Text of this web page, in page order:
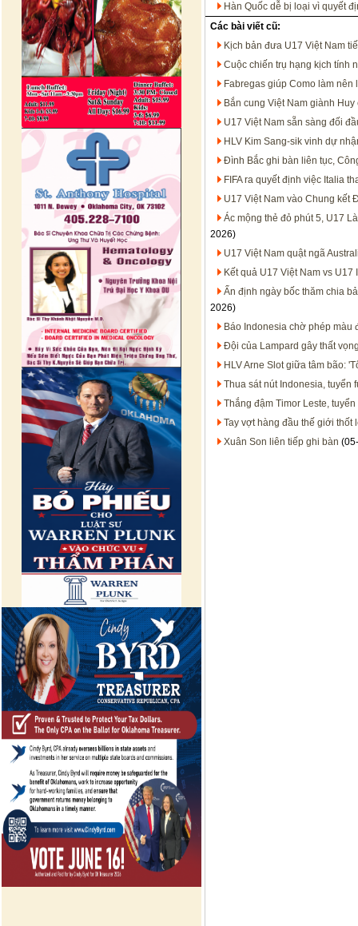
Hàn Quốc dễ bị loại vì quyết
Các bài viết cũ:
Kịch bản đưa U17 Việt Nam
Cuộc chiến trụ hạng kịch tính
Fabregas giúp Como làm nên
Bắn cung Việt Nam giành
U17 Việt Nam sẵn sàng đối
HLV Kim Sang-sik vinh dự
Đình Bắc ghi bàn liên tục,
FIFA ra quyết định việc Italia
U17 Việt Nam vào Chung kết
Ác mộng thẻ đỏ phút 5, U17
2026)
U17 Việt Nam quật ngã
Kết quả U17 Việt Nam vs
Ấn định ngày bốc thăm chia
2026)
Báo Indonesia chờ phép màu
Đội của Lampard gây thất
HLV Arne Slot giữa tâm bão:
Thua sát nút Indonesia, tuyển
Thắng đậm Timor Leste,
Tay vợt hàng đầu thế giới thốt
Xuân Son liên tiếp ghi bàn